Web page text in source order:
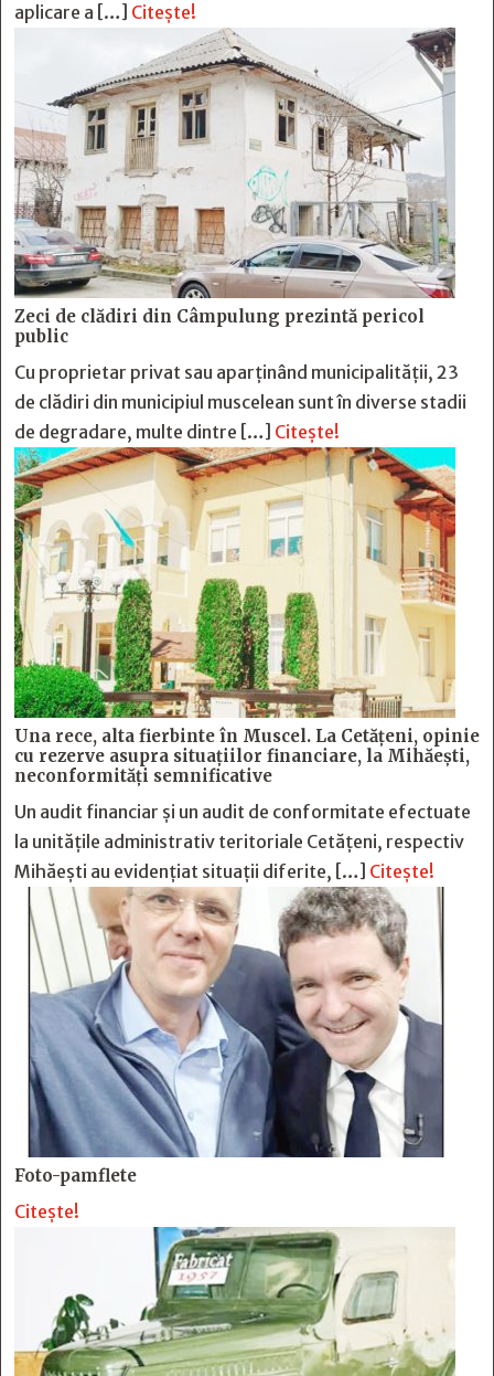
aplicare a […] Citește!
Zeci de clădiri din Câmpulung prezintă pericol
public
Cu proprietar privat sau aparținând municipalității, 23
de clădiri din municipiul muscelean sunt în diverse stadii
de degradare, multe dintre […] Citește!
Una rece, alta fierbinte în Muscel. La Cetăţeni, opinie
cu rezerve asupra situaţiilor financiare, la Mihăeşti,
neconformităţi semnificative
Un audit financiar și un audit de conformitate efectuate
la unitățile administrativ teritoriale Cetățeni, respectiv
Mihăești au evidențiat situații diferite, […] Citește!
Foto-pamflete
Citește!